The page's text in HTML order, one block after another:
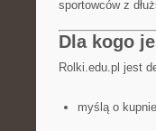
sportowców z
Dla kogo
Rolki.edu.pl jest
myślą o